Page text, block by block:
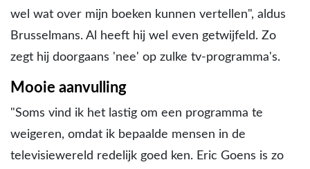
wel wat over mijn boeken kunnen vertellen", aldus
Brusselmans. Al heeft hij wel even getwijfeld. Zo
zegt hij doorgaans 'nee' op zulke tv-programma's.
Mooie aanvulling
"Soms vind ik het lastig om een programma te
weigeren, omdat ik bepaalde mensen in de
televisiewereld redelijk goed ken. Eric Goens is zo